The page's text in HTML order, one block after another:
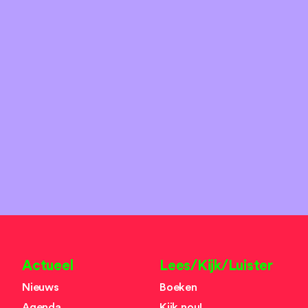
Actueel
Nieuws
Lees/Kijk/Luister
Boeken